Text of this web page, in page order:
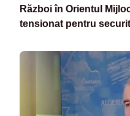
Război în Orientul
tensionat pentru